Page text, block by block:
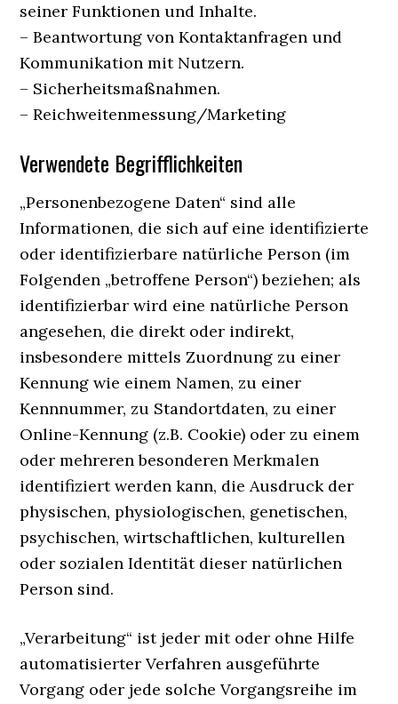
seiner Funktionen und Inhalte.
– Beantwortung von Kontaktanfragen und
Kommunikation mit Nutzern.
– Sicherheitsmaßnahmen.
– Reichweitenmessung/Marketing
Verwendete Begrifflichkeiten
„Personenbezogene Daten“ sind alle
Informationen, die sich auf eine identifizierte
oder identifizierbare natürliche Person (im
Folgenden „betroffene Person“) beziehen; als
identifizierbar wird eine natürliche Person
angesehen, die direkt oder indirekt,
insbesondere mittels Zuordnung zu einer
Kennung wie einem Namen, zu einer
Kennnummer, zu Standortdaten, zu einer
Online-Kennung (z.B. Cookie) oder zu einem
oder mehreren besonderen Merkmalen
identifiziert werden kann, die Ausdruck der
physischen, physiologischen, genetischen,
psychischen, wirtschaftlichen, kulturellen
oder sozialen Identität dieser natürlichen
Person sind.
„Verarbeitung“ ist jeder mit oder ohne Hilfe
automatisierter Verfahren ausgeführte
Vorgang oder jede solche Vorgangsreihe im